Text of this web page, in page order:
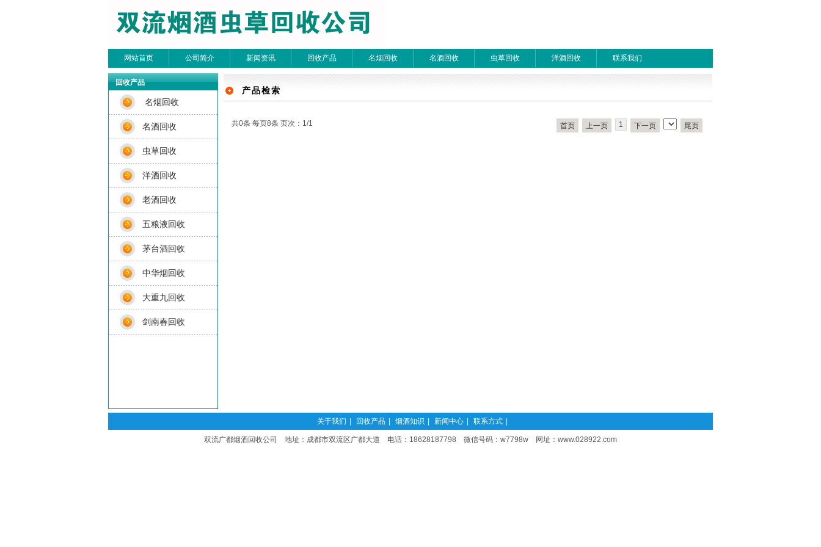
网站首页 公司简介 新闻资讯 回收产品 名烟回收 名酒回收 虫草回收 洋酒回收 联系我们
回收产品
名烟回收
名酒回收
虫草回收
洋酒回收
老酒回收
五粮液回收
茅台酒回收
中华烟回收
大重九回收
剑南春回收
产品检索
共0条 每页8条 页次：1/1 首页 上一页 1 下一页 尾页
关于我们 回收产品 烟酒知识 新闻中心 联系方式
双流广都烟酒回收公司 地址：成都市双流区广都大道 电话：18628187798 微信号码：w7798w 网址： www.028922.com